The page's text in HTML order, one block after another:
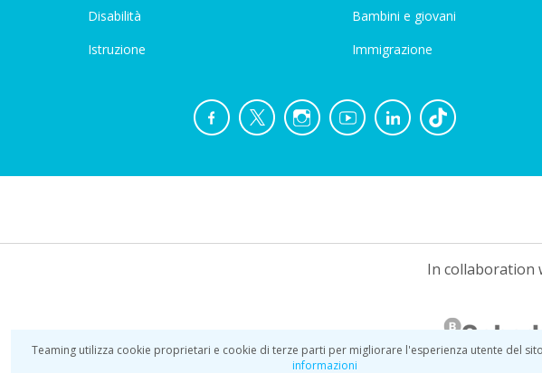
Teaming utilizza cookie proprietari e cookie di terze parti per migliorare l'esperienza utente del
informazioni
Disabilità
Istruzione
Bambini e giovani
Immigrazione
In collaboration